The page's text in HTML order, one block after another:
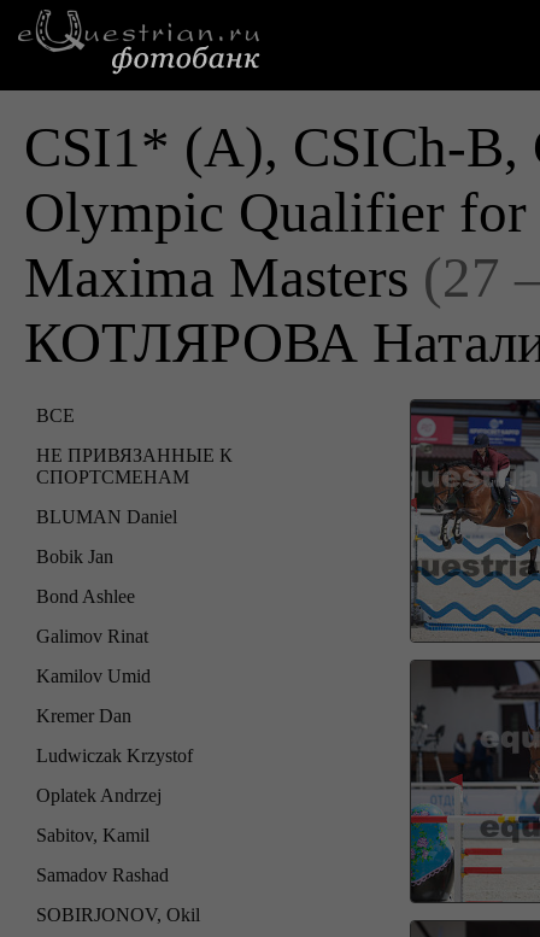
CSI1* (A), CSICh-B,
Olympic Qualifier
Maxima Masters (27
КОТЛЯРОВА
ВСЕ
НЕ ПРИВЯЗАННЫЕ К
СПОРТСМЕНАМ
BLUMAN Daniel
Bobik Jan
Bond Ashlee
Galimov Rinat
Kamilov Umid
Kremer Dan
Ludwiczak Krzystof
Oplatek Andrzej
Sabitov, Kamil
Samadov Rashad
SOBIRJONOV, Okil